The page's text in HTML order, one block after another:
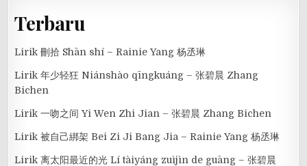
Terbaru
Lirik 刪拾 Shān shí – Rainie Yang 杨丞琳
Lirik 年少轻狂 Niánshào qīngkuáng – 张碧晨 Zhang
Bichen
Lirik 一吻之间 Yi Wen Zhi Jian – 张碧晨 Zhang Bichen
Lirik 被自己綁架 Bei Zi Ji Bang Jia – Rainie Yang 杨丞琳
Lirik 离太阳最近的光 Lí tàiyáng zuìjìn de guāng – 张碧晨